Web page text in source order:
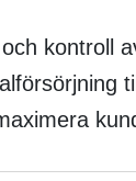
kontroll